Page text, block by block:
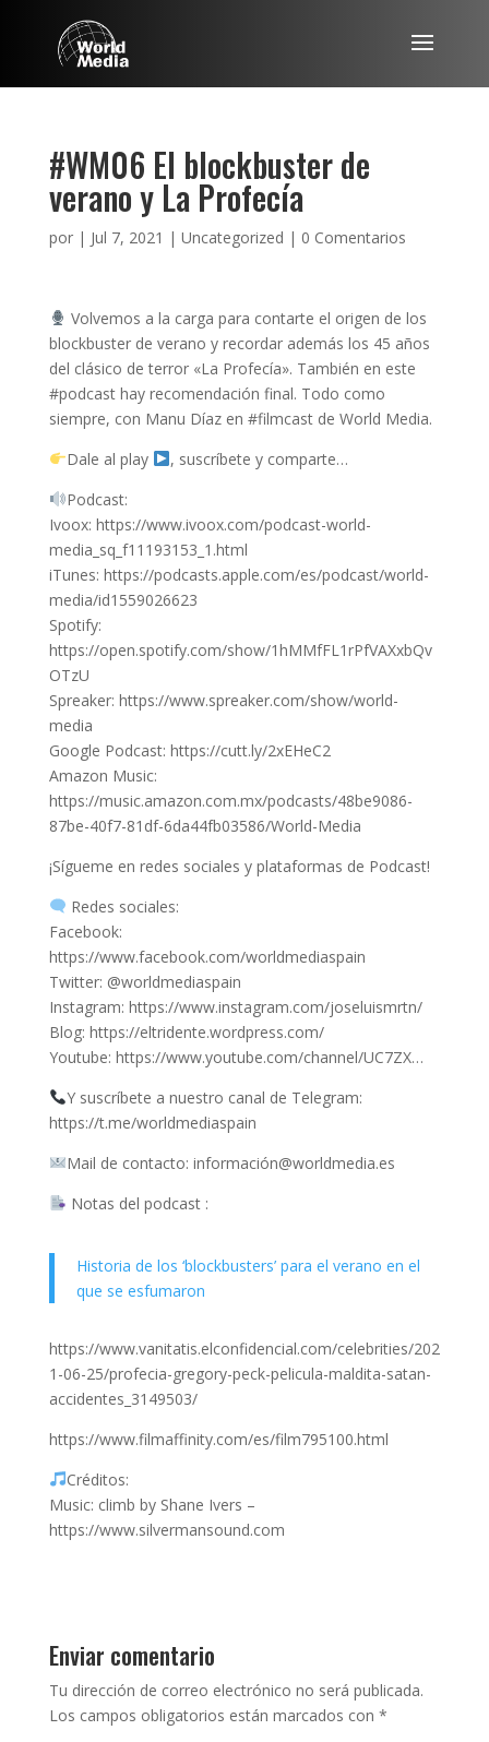
#WM06 El blockbuster de
verano y La Profecía
por | Jul 7, 2021 | Uncategorized | 0 Comentarios
Volvemos a la carga para contarte el origen de los
blockbuster de verano y recordar además los 45 años
del clásico de terror «La Profecía». También en este
#podcast hay recomendación final. Todo como
siempre, con Manu Díaz en #filmcast de World Media.
Dale al play
, suscríbete y comparte…
Podcast:
Ivoox: https://www.ivoox.com/podcast-world-
media_sq_f11193153_1.html
iTunes: https://podcasts.apple.com/es/podcast/world-
media/id1559026623
Spotify:
https://open.spotify.com/show/1hMMfFL1rPfVAXxbQv
OTzU
Spreaker: https://www.spreaker.com/show/world-
media
Google Podcast: https://cutt.ly/2xEHeC2
Amazon Music:
https://music.amazon.com.mx/podcasts/48be9086-
87be-40f7-81df-6da44fb03586/World-Media
¡Sígueme en redes sociales y plataformas de Podcast!
Redes sociales:
Facebook:
https://www.facebook.com/worldmediaspain
Twitter: @worldmediaspain
Instagram: https://www.instagram.com/joseluismrtn/
Blog: https://eltridente.wordpress.com/
Youtube: https://www.youtube.com/channel/UC7ZX…
Y suscríbete a nuestro canal de Telegram:
https://t.me/worldmediaspain
Mail de contacto: información@worldmedia.es
Notas del podcast :
Historia de los ‘blockbusters’ para el verano en el
que se esfumaron
https://www.vanitatis.elconfidencial.com/celebrities/202
1-06-25/profecia-gregory-peck-pelicula-maldita-satan-
accidentes_3149503/
https://www.filmaffinity.com/es/film795100.html
Créditos:
Music: climb by Shane Ivers –
https://www.silvermansound.com
Enviar comentario
Tu dirección de correo electrónico no será publicada.
Los campos obligatorios están marcados con *